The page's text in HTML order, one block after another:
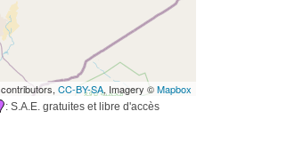
contributors, CC-BY-SA, Imagery ©Mapbox
: S.A.E. gratuites et libre d'accès